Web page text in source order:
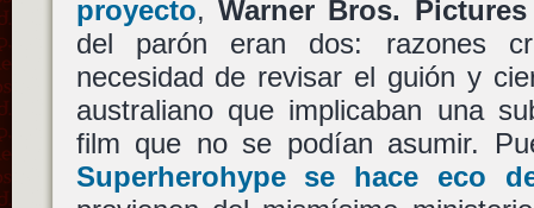
proyecto, Warner Bros. Pictures
del parón eran dos: razones
necesidad de revisar el guión y
australiano que implicaban una
film que no se podían asumir.
Superherohype se hace eco